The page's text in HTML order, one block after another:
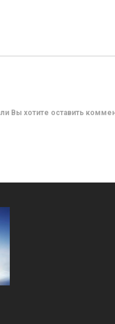
Вы хотите оставить